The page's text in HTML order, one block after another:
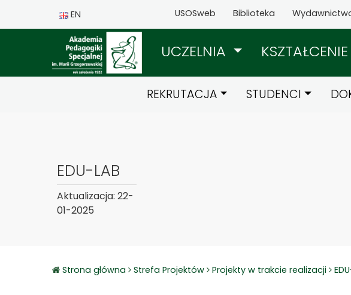
EN USOSweb Biblioteka
UCZELNIA KSZTAŁCENIE
REKRUTACJA STUDENCI
EDU-LAB
Aktualizacja: 22-
01-2025
Strona główna Strefa Projektów Projekty w trakcie realizacji